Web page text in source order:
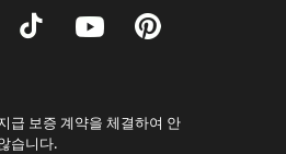
급 보증 계약을 체결하여 안
습니다.